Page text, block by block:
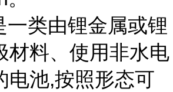
一类由锂金属或锂
材料、使用非水电
电池,按照形态可